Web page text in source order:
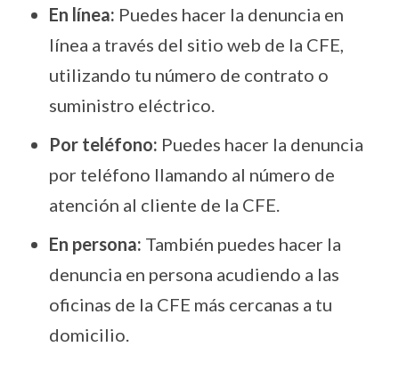
En línea: Puedes hacer la denuncia en
línea a través del sitio web de la CFE,
utilizando tu número de contrato o
suministro eléctrico.
Por teléfono: Puedes hacer la denuncia
por teléfono llamando al número de
atención al cliente de la CFE.
En persona: También puedes hacer la
denuncia en persona acudiendo a las
oficinas de la CFE más cercanas a tu
domicilio.